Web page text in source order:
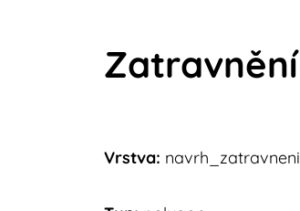
Zatravnění
Vrstva: navrh_zatravneni